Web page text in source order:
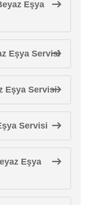
Eşya
Eşya Servisi
Eşya Servisi
Servisi
Eşya